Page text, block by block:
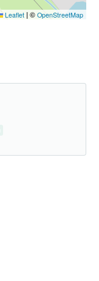
Leaflet |© OpenStreetMap